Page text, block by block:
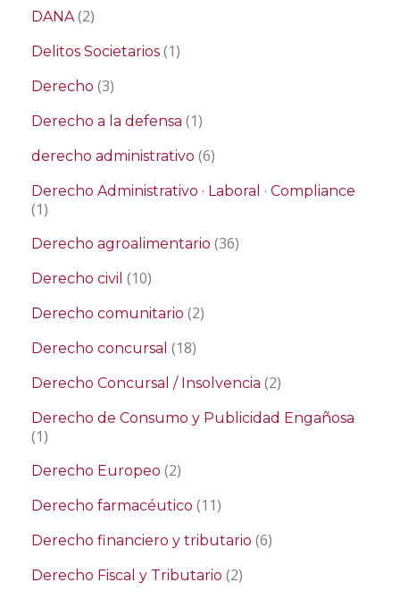
DANA(2)
Delitos Societarios (1)
Derecho (3)
Derecho a la defensa (1)
derecho administrativo (6)
Derecho Administrativo · Laboral · Compliance
(1)
Derecho agroalimentario (36)
Derecho civil (10)
Derecho comunitario (2)
Derecho concursal (18)
Derecho Concursal / Insolvencia (2)
Derecho de Consumo y Publicidad Engañosa
(1)
Derecho Europeo (2)
Derecho farmacéutico (11)
Derecho financiero y tributario (6)
Derecho Fiscal y Tributario (2)